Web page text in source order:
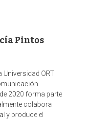
Pintos
Universidad ORT
2020 forma parte
colabora
y produce el